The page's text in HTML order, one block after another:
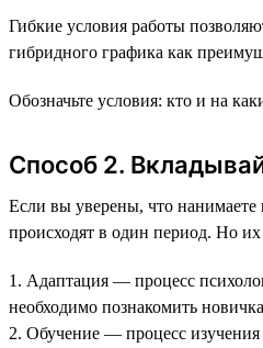
Гибкие условия работы
гибридного графика как
Обозначьте условия: кто и на
Способ 2.
Если вы уверены, что нанимаете
происходят в один период. Но
1. Адаптация — процесс
необходимо познакомить
2. Обучение — процесс